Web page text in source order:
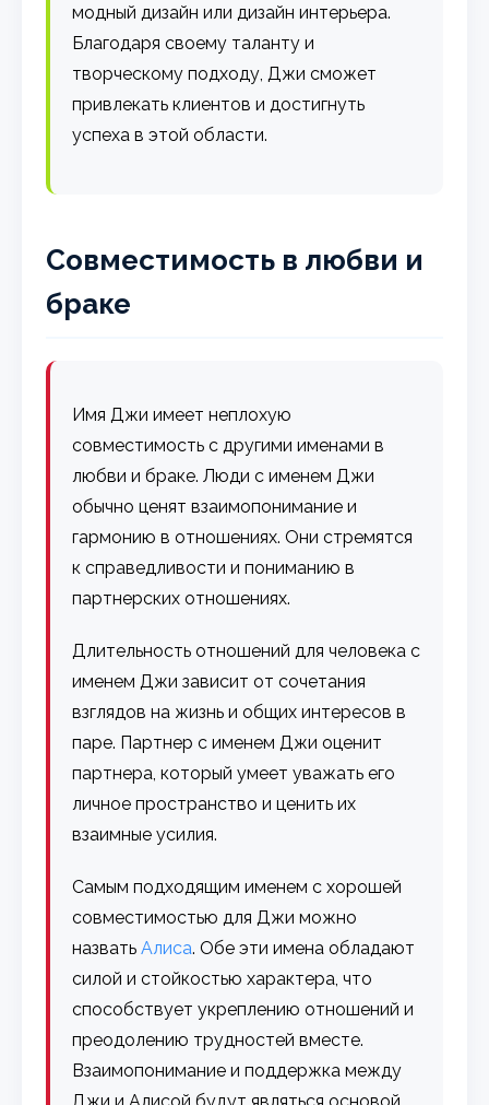
модный дизайн или дизайн интерьера.
Благодаря своему таланту и
творческому подходу, Джи сможет
привлекать клиентов и достигнуть
успеха в этой области.
Совместимость в любви и
браке
Имя Джи имеет неплохую
совместимость с другими именами в
любви и браке. Люди с именем Джи
обычно ценят взаимопонимание и
гармонию в отношениях. Они стремятся
к справедливости и пониманию в
партнерских отношениях.
Длительность отношений для человека с
именем Джи зависит от сочетания
взглядов на жизнь и общих интересов в
паре. Партнер с именем Джи оценит
партнера, который умеет уважать его
личное пространство и ценить их
взаимные усилия.
Самым подходящим именем с хорошей
совместимостью для Джи можно
назватьАлиса. Обе эти имена обладают
силой и стойкостью характера, что
способствует укреплению отношений и
преодолению трудностей вместе.
Взаимопонимание и поддержка между